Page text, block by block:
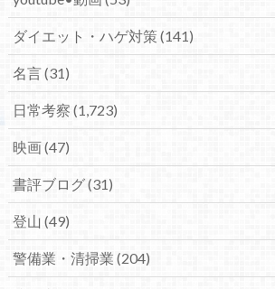
ダイエット・ハゲ対策(141)
名言(31)
日常考察 (1,723)
映画(47)
書評ブログ(31)
登山 (49)
警備業・清掃業 (204)